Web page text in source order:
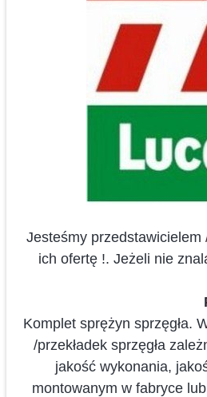
Jesteśmy przedstawicielem
ich ofertę !. Jeżeli nie
Komplet sprężyn sprzęgła.
/przekładek sprzęgła
jakość wykonania,
montowanym w fabryce